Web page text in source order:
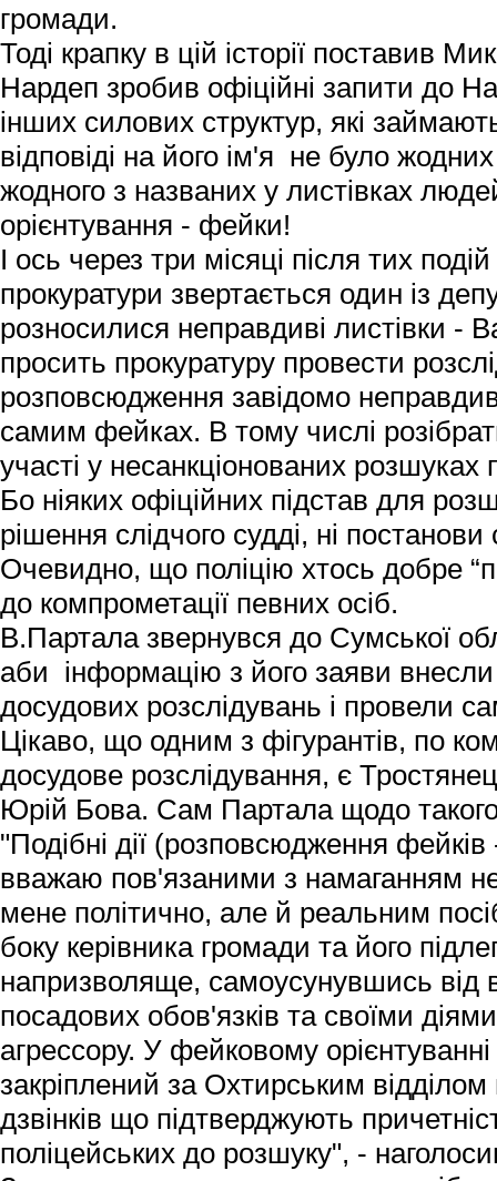
громади.
Тоді крапку в цій історії поставив
Нардеп зробив офіційні запити до
інших силових структур, які
відповіді на його ім'я не було
жодного з названих у листівках
орієнтування - фейки!
І ось через три місяці після тих
прокуратури звертається один із
розносилися неправдиві листівки -
просить прокуратуру провести
розповсюдження завідомо
самим фейках. В тому числі
участі у несанкціонованих розшуках
Бо ніяких офіційних підстав для
рішення слідчого судді, ні постанови
Очевидно, що поліцію хтось добре
до компрометації певних осіб.
В.Партала звернувся до Сумської
аби інформацію з його заяви
досудових розслідувань і провели
Цікаво, що одним з фігурантів, по
досудове розслідування, є
Юрій Бова. Сам Партала щодо
"Подібні дії (розповсюдження
вважаю пов'язаними з намаганням
мене політично, але й реальним
боку керівника громади та його
напризволяще, самоусунувшись від
посадових обов'язків та своїми
агрессору. У фейковому
закріплений за Охтирським відділом
дзвінків що підтверджують
поліцейських до розшуку", -